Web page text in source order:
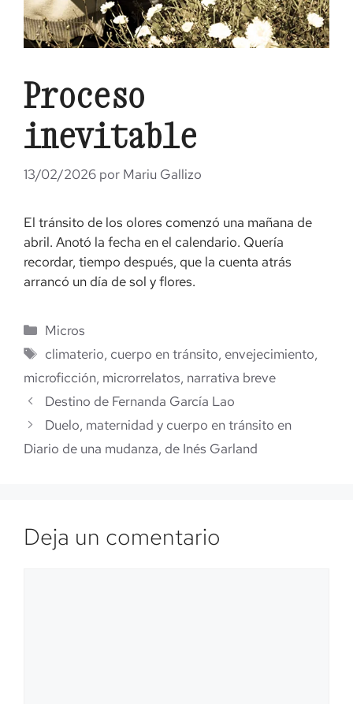
Proceso
inevitable
13/02/2026 por Mariu Gallizo
El tránsito de los olores comenzó una mañana de
abril. Anotó la fecha en el calendario. Quería
recordar, tiempo después, que la cuenta atrás
arrancó un día de sol y flores.
Categorías
Micros
Etiquetas
climaterio, cuerpo en tránsito, envejecimiento,
microficción, microrrelatos, narrativa breve
Destino de Fernanda García Lao
Duelo, maternidad y cuerpo en tránsito en
Diario de una mudanza, de Inés Garland
Deja un comentario